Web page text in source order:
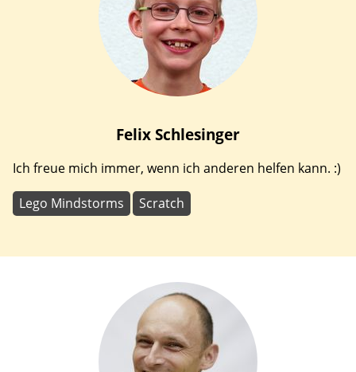
FelixSchlesinger
Ich freue mich immer, wenn ich anderen helfen kann. :)
Lego Mindstorms Scratch